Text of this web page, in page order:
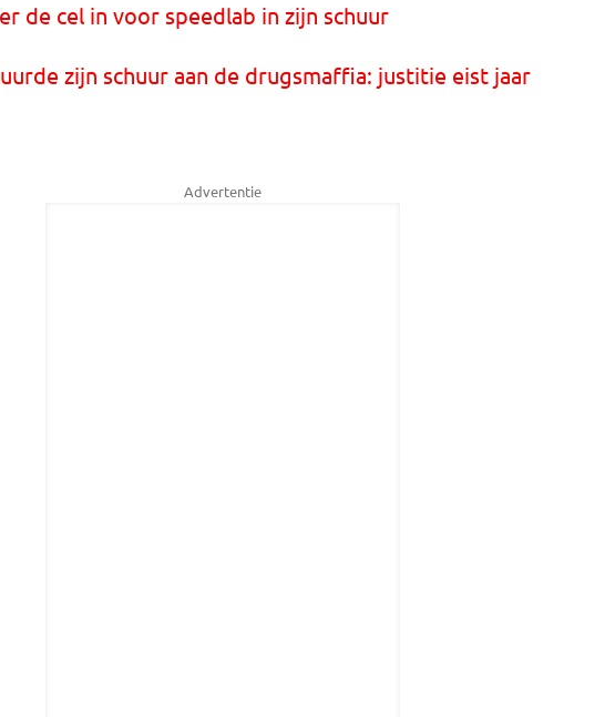
de cel in voor speedlab in zijn schuur
zijn schuur aan de drugsmaffia: justitie eist jaar
Advertentie